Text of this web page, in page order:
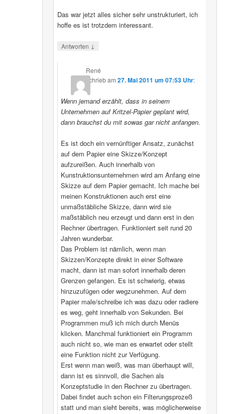
Das war jetzt alles sicher sehr unstrukturiert, ich
hoffe es ist trotzdem interessant.
Antworten ↓
René
schriebam27. Mai 2011 um 07:53 Uhr:
Wenn jemand erzählt, dass in seinem
Unternehmen auf Kritzel-Papier geplant wird,
dann brauchst du mit sowas gar nicht anfangen.
Es ist doch ein vernünftiger Ansatz, zunächst
auf dem Papier eine Skizze/Konzept
aufzureißen. Auch innerhalb von
Kunstruktionsunternehmen wird am Anfang eine
Skizze auf dem Papier gemacht. Ich mache bei
meinen Konstruktionen auch erst eine
unmaßstäbliche Skizze, dann wird sie
maßstäblich neu erzeugt und dann erst in den
Rechner übertragen. Funktioniert seit rund 20
Jahren wunderbar.
Das Problem ist nämlich, wenn man
Skizzen/Konzepte direkt in einer Software
macht, dann ist man sofort innerhalb deren
Grenzen gefangen. Es ist schwierig, etwas
hinzuzufügen oder wegzunehmen. Auf dem
Papier male/schreibe ich was dazu oder radiere
es weg, geht innerhalb von Sekunden. Bei
Programmen muß ich mich durch Menüs
klicken. Manchmal funktioniert ein Programm
auch nicht so, wie man es erwartet oder stellt
eine Funktion nicht zur Verfügung.
Erst wenn man weiß, was man überhaupt will,
dann ist es sinnvoll, die Sachen als
Konzeptstudie in den Rechner zu übertragen.
Dabei findet auch schon ein Filterungsprozeß
statt und man sieht bereits, was möglicherweise